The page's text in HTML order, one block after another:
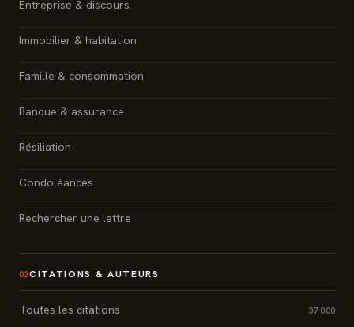
Entreprise & discours
Immobilier & habitation
Famille & consommation
Banque & assurance
Résiliation
Condoléances
Rechercher une lettre
02CITATIONS & AUTEURS
Toutes les citations 37 000